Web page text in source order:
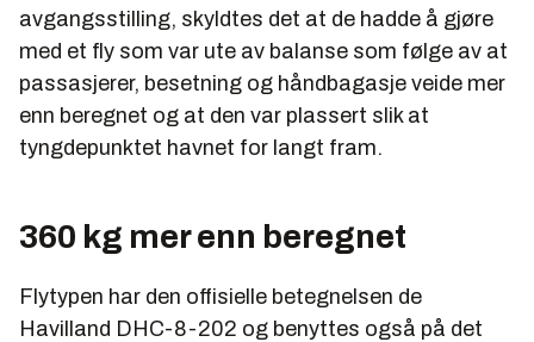
avgangsstilling, skyldtes det at de hadde å gjøre
med et fly som var ute av balanse som følge av at
passasjerer, besetning og håndbagasje veide mer
enn beregnet og at den var plassert slik at
tyngdepunktet havnet for langt fram.
360 kg mer enn beregnet
Flytypen har den offisielle betegnelsen de
Havilland DHC-8-202 og benyttes også på det